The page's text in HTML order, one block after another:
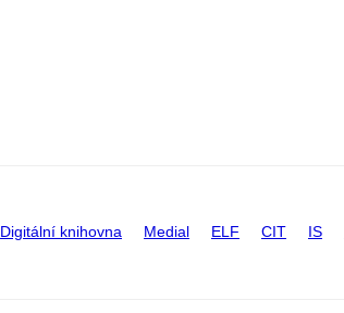
Digitální knihovna Medial ELF CIT IS